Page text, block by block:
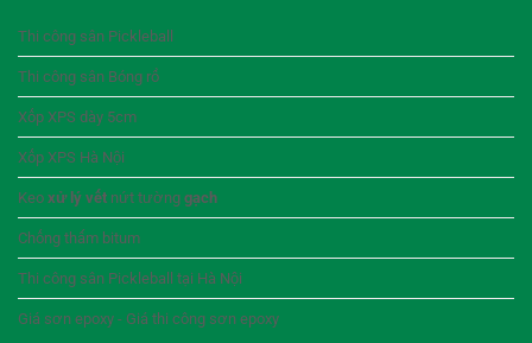
Thi công sân Pickleball
Thi công sân Bóng rổ
Xốp XPS dày 5cm
Xốp XPS Hà Nội
Keo xử lý vết nứt tường gạch
Chống thấm bitum
Thi công sân Pickleball tại Hà Nội
Giá sơn epoxy - Giá thi công sơn epoxy